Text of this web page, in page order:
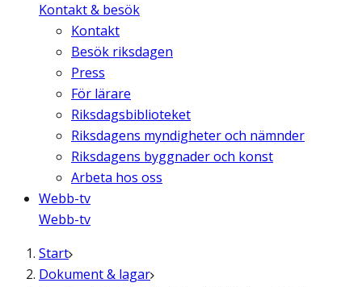
Kontakt & besök
Kontakt
Besök riksdagen
Press
För lärare
Riksdagsbiblioteket
Riksdagens myndigheter och nämnder
Riksdagens byggnader och konst
Arbeta hos oss
Webb-tv
Webb-tv
Start
Dokument & lagar